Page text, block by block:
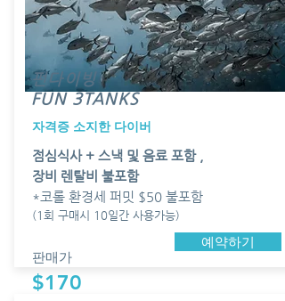
펀다이빙
FUN 3TANKS
​자격증 소지한 다이버
​점심식사 + 스낵 및 음료 포함 ,
장비 렌탈비 불포함
*코롤 환경세 퍼밋 $50 불포함
(1회 구매시 10일간 사용가능)
​판매가
$170
예약하기